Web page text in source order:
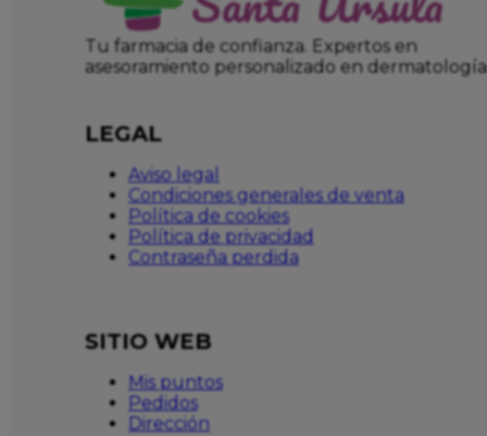
Tu farmacia de confianza. Expertos en
asesoramiento personalizado en dermatología
LEGAL
Aviso legal
Condiciones generales de venta
Política de cookies
Política de privacidad
Contraseña perdida
SITIO WEB
Mis puntos
Pedidos
Dirección